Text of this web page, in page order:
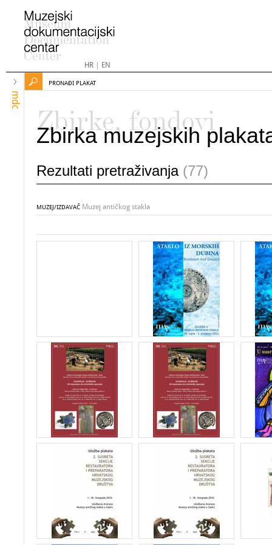
HR| EN
mdc
PRONAĐI PLAKAT
Zbirke, fondovi
Zbirka muzejskih
Rezultati pretraživanja (77)
MUZEJ/IZDAVAČ Muzej antičkog stakla